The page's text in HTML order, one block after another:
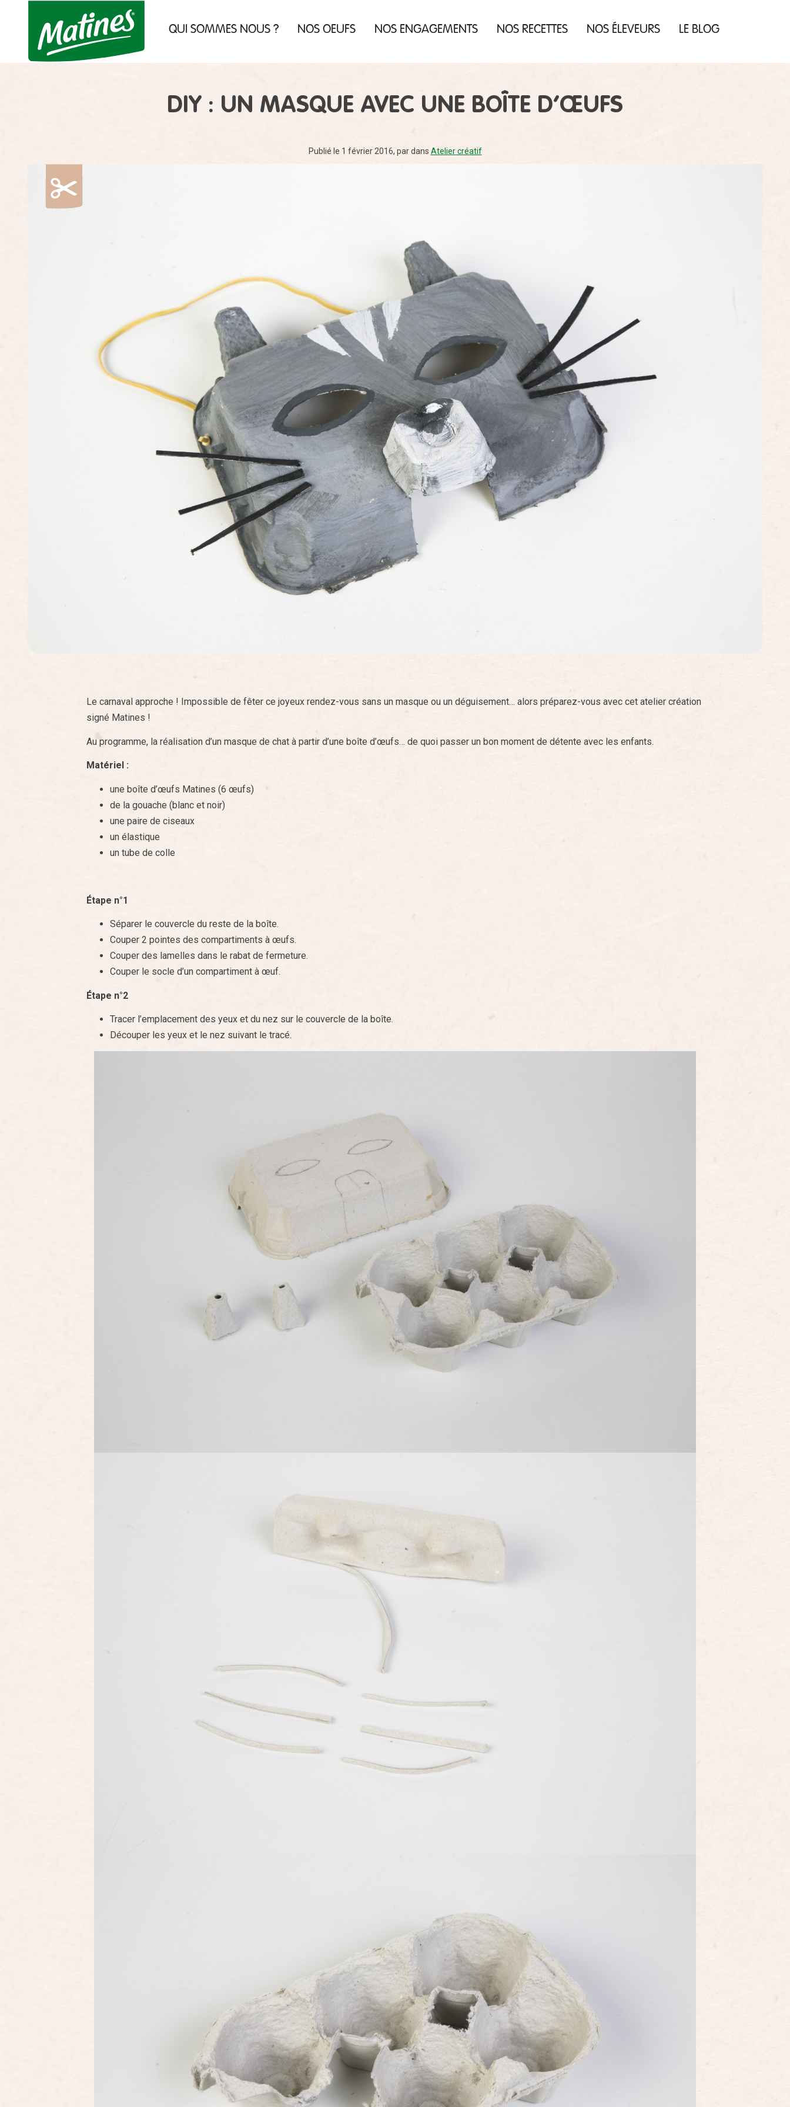
QUI SOMMES NOUS ? NOS OEUFS NOS ENGAGEMENTS NOS RECETTES NOS ÉLEVEURS LE BLOG
DIY : UN MASQUE AVEC UNE BOÎTE D’ŒUFS
Publié le 1 février 2016, pardans Atelier créatif
Le carnaval approche ! Impossible de fêter ce joyeux rendez-vous sans un masque ou un déguisement… alors préparez-vous avec cet atelier création
signé Matines !
Au programme, la réalisation d’un masque de chat à partir d’une boîte d’œufs… de quoi passer un bon moment de détente avec les enfants.
Matériel :
une boîte d’œufs Matines (6 œufs)
de la gouache (blanc et noir)
une paire de ciseaux
un élastique
un tube de colle
Étape n°1
Séparer le couvercle du reste de la boîte.
Couper 2 pointes des compartiments à œufs.
Couper des lamelles dans le rabat de fermeture.
Couper le socle d’un compartiment à œuf.
Étape n°2
Tracer l’emplacement des yeux et du nez sur le couvercle de la boîte.
Découper les yeux et le nez suivant le tracé.
des cookies !
Nous utilisons des cookies pour nous
assurer du bon fonctionnement de notre
site et à des fins analytiques. Vous
pouvez changer d'avis à tout moment en
services tiers, vous acceptez le dépôt et la
lecture de cookies et l'utilisation de